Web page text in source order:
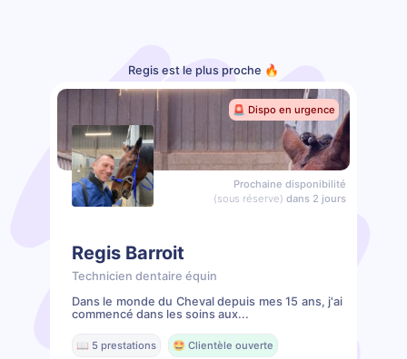
Regis est le plus proche 🔥
🚨 Dispo en urgence
Prochaine disponibilité
(sous réserve) dans 2 jours
Regis Barroit
Technicien dentaire équin
Dans le monde du Cheval depuis mes 15 ans, j'ai
commencé dans les soins aux...
📖 5 prestations 🤩 Clientèle ouverte